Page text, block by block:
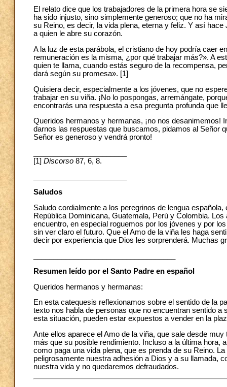
El relato dice que los trabajadores de la primera hora se
ha sido injusto, sino simplemente generoso; que no ha
su Reino, es decir, la vida plena, eterna y feliz. Y así
a quien le abre su corazón.
A la luz de esta parábola, el cristiano de hoy podría caer
remuneración es la misma, ¿por qué trabajar más?». A
quien te llama, cuando estás seguro de la recompensa,
dará según su promesa». [1]
Quisiera decir, especialmente a los jóvenes, que no
trabajar en su viña. ¡No lo pospongas, arremángate,
encontrarás una respuesta a esa pregunta profunda que
Queridos hermanos y hermanas, ¡no nos desanimemos!
darnos las respuestas que buscamos, pidamos al Señor
Señor es generoso y vendrá pronto!
[1] Discorso 87, 6, 8.
Saludos
Saludo cordialmente a los peregrinos de lengua
República Dominicana, Guatemala, Perú y Colombia.
encuentro, en especial roguemos por los jóvenes y por
sin ver claro el futuro. Que el Amo de la viña les haga
decir por experiencia que Dios les sorprenderá. Muchas
Resumen leído por el Santo Padre en español
Queridos hermanos y hermanas:
En esta catequesis reflexionamos sobre el sentido de la
texto nos habla de personas que no encuentran sentido
esta situación, pueden estar expuestos a vender en la
Ante ellos aparece el Amo de la viña, que sale desde
más que su posible rendimiento. Incluso a la última hora,
como paga una vida plena, que es prenda de su Reino.
peligrosamente nuestra adhesión a Dios y a su llamada,
nuestra vida y no quedaremos defraudados.